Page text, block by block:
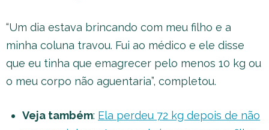
“Um dia estava brincando com meu filho e a
minha coluna travou. Fui ao médico e ele disse
que eu tinha que emagrecer pelo menos 10 kg ou
o meu corpo não aguentaria”, completou.
Veja também: Ela perdeu 72 kg depois de não